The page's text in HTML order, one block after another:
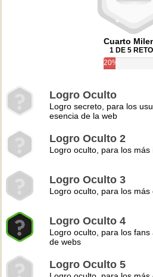
Cuarto
1 DE 5
20%
Logro Oculto
Logro secreto, para los
esencia de la web
Logro Oculto 2
Logro oculto, para los
Logro Oculto 3
Logro oculto, para los más
Logro Oculto 4
Logro oculto, para los
de webs
Logro Oculto 5